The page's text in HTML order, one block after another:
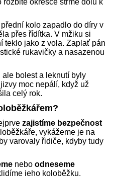
kolo zapadlo do díry v
přes řídítka. V mžiku si
teklo jako z vola. Zaplať pán
rukavičky a nasazenou
bolest a leknutí byly
moc nepálí, když už
celý rok.
zajistíme bezpečnost
vykážeme je na
varovaly řidiče, kdyby tudy
nebo odneseme
jeho koloběžku.